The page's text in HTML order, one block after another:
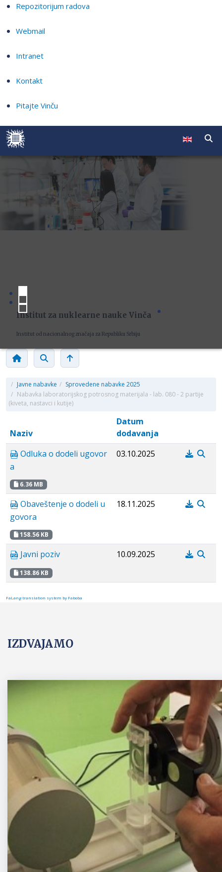
Repozitorijum radova
Webmail
Intranet
Kontakt
Pitajte Vinču
Institut za nuklearne nauke Vinča
Institut od nacionalnog značaja za Republiku Srbiju
/ Javne nabavke / Sprovedene nabavke 2025
/ Nabavka laboratorijskog potrosnog materijala - lab. 080 - 2 partije
(kiveta, nastavci i kutije)
Naziv
Datum
dodavanja
Odluka o dodeli ugovor
a
6.36 MB
03.10.2025
Obaveštenje o dodeli u
govora
158.56 KB
18.11.2025
Javni poziv
138.86 KB
10.09.2025
FaLang translation system by Faboba
IZDVAJAMO